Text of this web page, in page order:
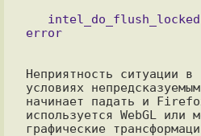
error
Неприятность ситуации
условиях
начинает падать и
используется WebGL или
графические